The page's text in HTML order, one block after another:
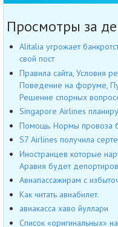
Просмотры за
Alitalia угрожает
свой пост
Правила сайта, Условия
Поведение на форуме,
Решение спорных
Singapore Airlines
Помощь. Нормы провоза
S7 Airlines получила
Иностранцев которые
Аравия будет
Авиапассажирам с
Как читать авиабилет.
авиакасса хаво йуллари
Список «оригинальных»